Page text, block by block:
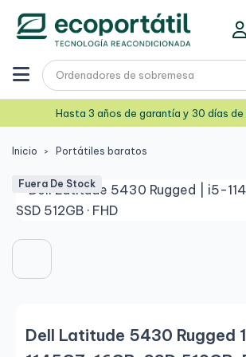
Hasta 3 años de garantía y 30 días de
Inicio Portátiles baratos
Fuera De Stock
Dell Latitude 5430 Rugged